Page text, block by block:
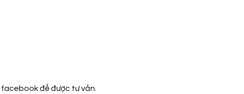
facebookđể được tư vấn.